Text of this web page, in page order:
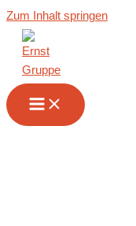
Zum Inhalt springen